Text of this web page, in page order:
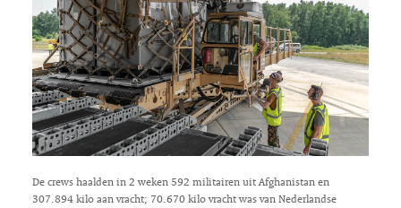
De crews haalden in 2 weken 592 militairen uit Afghanistan en
307.894 kilo aan vracht; 70.670 kilo vracht was van Nederlandse